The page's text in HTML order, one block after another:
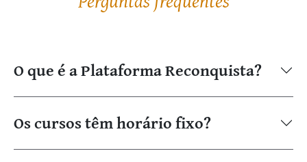
O que é a Plataforma Reconquista?
Os cursos têm horário fixo?